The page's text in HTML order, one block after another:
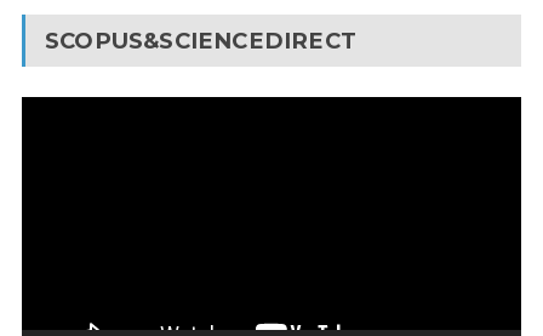
SCOPUS&SCIENCEDIRECT